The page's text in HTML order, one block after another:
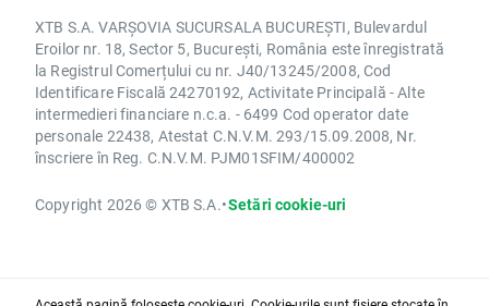
XTB S.A. VARȘOVIA SUCURSALA BUCUREȘTI, Bulevardul
Eroilor nr. 18, Sector 5, București, România este înregistrată
la Registrul Comerțului cu nr. J40/13245/2008, Cod
Identificare Fiscală 24270192, Activitate Principală - Alte
intermedieri financiare n.c.a. - 6499 Cod operator date
personale 22438, Atestat C.N.V.M. 293/15.09.2008, Nr.
înscriere în Reg. C.N.V.M. PJM01SFIM/400002
Copyright 2026 © XTB S.A.•Setări cookie-uri